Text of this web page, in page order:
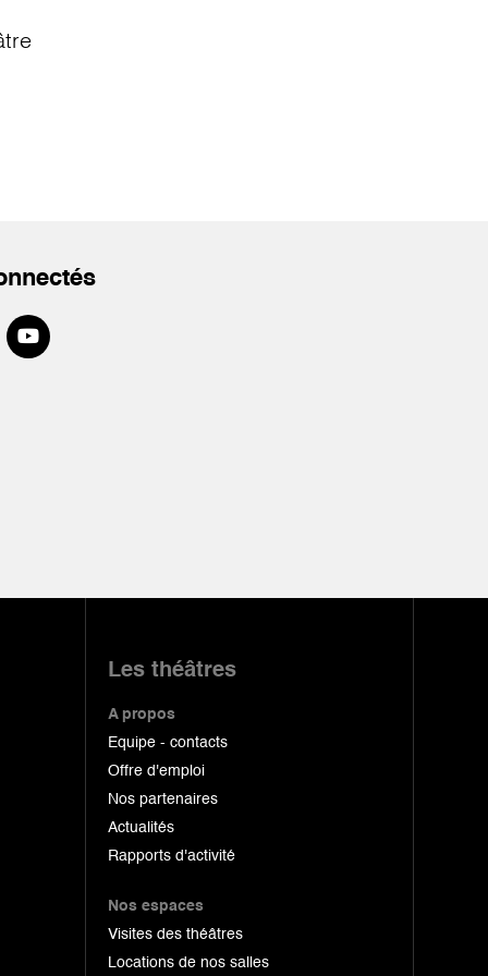
Les théâtres
A propos
Equipe - contacts
Offre d'emploi
Nos partenaires
Actualités
Rapports d'activité
Nos espaces
Visites des théâtres
Locations de nos salles